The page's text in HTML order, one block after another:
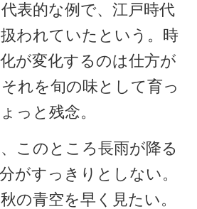
表的な例で、江戸時代
われていたという。時
が変化するのは仕方が
れを旬の味として育っ
っと残念。
このところ長雨が降る
がすっきりとしない。
の青空を早く見たい。